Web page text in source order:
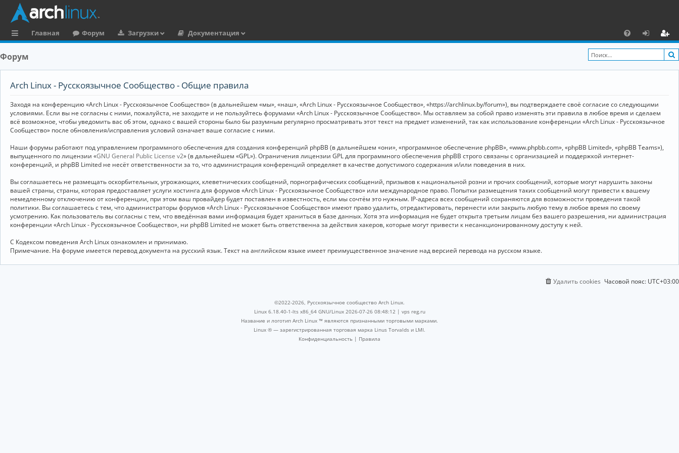
ы
и
Главная Форум Загрузки
Документация
F
A
х
о
ег
и
ц
Форум
Arch Linux - Русскоязычное Сообщество - Общие правила
Заходя на конференцию «Arch Linux - Русскоязычное Сообщество» (в дальнейшем «мы», «наш», «Arch Linux - Русскоязычное Сообщество», «https://archlinux.by/forum»), вы подтверждаете своё согласие со следующими
условиями. Если вы не согласны с ними, пожалуйста, не заходите и не пользуйтесь форумами «Arch Linux - Русскоязычное Сообщество». Мы оставляем за собой право изменять эти правила в любое время и сделаем
всё возможное, чтобы уведомить вас об этом, однако с вашей стороны было бы разумным регулярно просматривать этот текст на предмет изменений, так как использование конференции «Arch Linux - Русскоязычное
Сообщество» после обновления/исправления условий означает ваше согласие с ними.
Наши форумы работают под управлением программного обеспечения для создания конференций phpBB (в дальнейшем «они», «программное обеспечение phpBB», «www.phpbb.com», «phpBB Limited», «phpBB Teams»),
выпущенного по лицензии «GNU General Public License v2» (в дальнейшем «GPL»). Ограничения лицензии GPL для программного обеспечения phpBB строго связаны с организацией и поддержкой интернет-
конференций, и phpBB Limited не несёт ответственности за то, что администрация конференций определяет в качестве допустимого содержания и/или поведения в них.
Вы соглашаетесь не размещать оскорбительных, угрожающих, клеветнических сообщений, порнографических сообщений, призывов к национальной розни и прочих сообщений, которые могут нарушить законы
вашей страны, страны, которая предоставляет услуги хостинга для форумов «Arch Linux - Русскоязычное Сообщество» или международное право. Попытки размещения таких сообщений могут привести к вашему
немедленному отключению от конференции, при этом ваш провайдер будет поставлен в известность, если мы сочтём это нужным. IP-адреса всех сообщений сохраняются для возможности проведения такой
политики. Вы соглашаетесь с тем, что администраторы форумов «Arch Linux - Русскоязычное Сообщество» имеют право удалить, отредактировать, перенести или закрыть любую тему в любое время по своему
усмотрению. Как пользователь вы согласны с тем, что введённая вами информация будет храниться в базе данных. Хотя эта информация не будет открыта третьим лицам без вашего разрешения, ни администрация
конференции «Arch Linux - Русскоязычное Сообщество», ни phpBB Limited не может быть ответственна за действия хакеров, которые могут привести к несанкционированному доступу к ней.
С Кодексом поведения Arch Linux ознакомлен и принимаю.
Примечание. На форуме имеется перевод документа на русский язык. Текст на английском языке имеет преимущественное значение над версией перевода на русском языке.
Часовой пояс: UTC+03:00
Удалить cookies
©2022-2026, Русскоязычное сообщество Arch Linux.
Linux 6.18.40-1-lts x86_64 GNU/Linux 2026-07-26 08:48:12 | vps reg.ru
Название и логотип Arch Linux ™ являются признанными торговыми марками.
Linux ® — зарегистрированная торговая марка Linus Torvalds и LMI.
Конфиденциальность | Правила